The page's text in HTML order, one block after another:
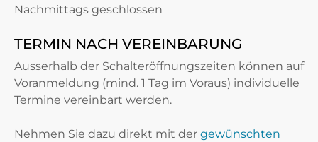
Nachmittags geschlossen
TERMIN NACH VEREINBARUNG
Ausserhalb der Schalteröffnungszeiten können auf
Voranmeldung (mind. 1 Tag im Voraus) individuelle
Termine vereinbart werden.
Nehmen Sie dazu direkt mit der gewünschten